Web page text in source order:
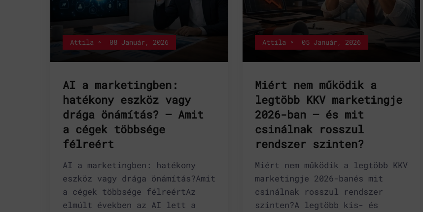
Attila 08 Január, 2026
AI a marketingben:
hatékony eszköz vagy
drága önámítás? – Amit
a cégek többsége
félreért
AI a marketingben: hatékony
eszköz vagy drága önámítás?Amit
a cégek többsége félreértAz
elmúlt években az AI lett a
Attila 05 Január, 2026
Miért nem működik a
legtöbb KKV marketingje
2026-ban – és mit
csinálnak rosszul
rendszer szinten?
Miért nem működik a legtöbb KKV
marketingje 2026-banés mit
csinálnak rosszul rendszer
szinten?A legtöbb kis- és